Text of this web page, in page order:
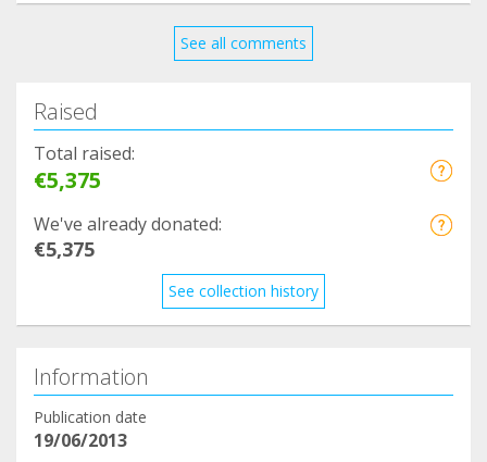
See all comments
Raised
Total raised:
€5,375
We've already donated:
€5,375
See collection history
Information
Publication date
19/06/2013